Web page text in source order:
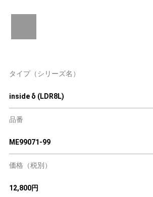
タイプ（シリーズ名）
inside δ (LDR8L)
品番
ME99071-99
価格（税別）
12,800円